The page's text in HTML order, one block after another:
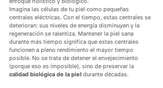
Imagina las células de tu piel como pequeñas
centrales eléctricas. Con el tiempo, estas centrales se
deterioran: sus niveles de energía disminuyen y la
regeneración se ralentiza. Mantener la piel sana
durante más tiempo significa que estas centrales
funcionen a pleno rendimiento el mayor tiempo
posible. No se trata de detener el envejecimiento
(porque eso es imposible), sino de preservar la
calidad biológica de la piel durante décadas.